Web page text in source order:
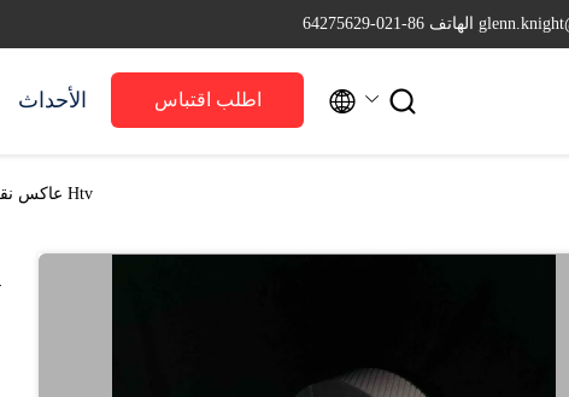
الهاتف 86-021-64275629
الأحداث اطلب اقتباس  
Htv عاكس نقل الحرارة الفينيل لاصق النفس للملابس ريترو فيلم